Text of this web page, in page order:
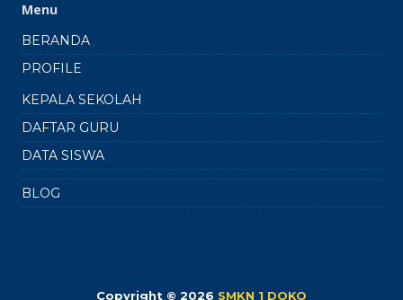
Menu
BERANDA
PROFILE
KEPALA SEKOLAH
DAFTAR GURU
DATA SISWA
BLOG
Copyright © 2026 SMKN 1 DOKO